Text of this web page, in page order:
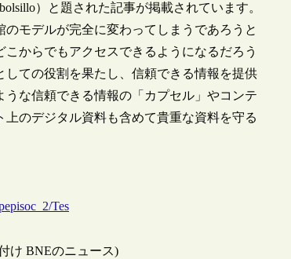
）と題された記事が掲載されています。
モデルが完全に変わってしまうであろうと
からでもアクセスできるようになるだろう
ての役割を果たし、信頼できる情報を提供
な信頼できる情報の「カプセル」やコンテ
のデジタル資料も含めて貴重な資料を守る
Tes
付け BNEのニュース)